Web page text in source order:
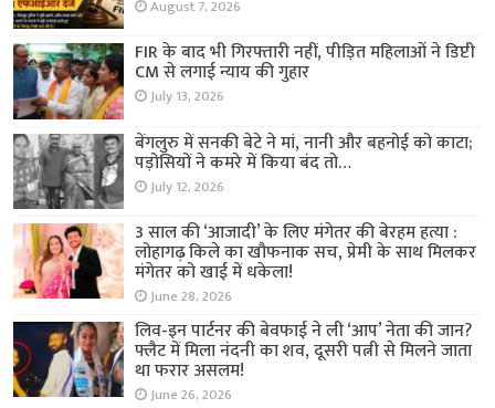
August 7, 2026
FIR के बाद भी गिरफ्तारी नहीं, पीड़ित महिलाओं ने डिप्टी
CM से लगाई न्याय की गुहार
July 13, 2026
बेंगलुरु में सनकी बेटे ने मां, नानी और बहनोई को काटा;
पड़ोसियों ने कमरे में किया बंद तो…
July 12, 2026
3 साल की ‘आजादी’ के लिए मंगेतर की बेरहम हत्या :
लोहागढ़ किले का खौफनाक सच, प्रेमी के साथ मिलकर
मंगेतर को खाई में धकेला!
June 28, 2026
लिव-इन पार्टनर की बेवफाई ने ली ‘आप’ नेता की जान?
फ्लैट में मिला नंदनी का शव, दूसरी पत्नी से मिलने जाता
था फरार असलम!
June 26, 2026